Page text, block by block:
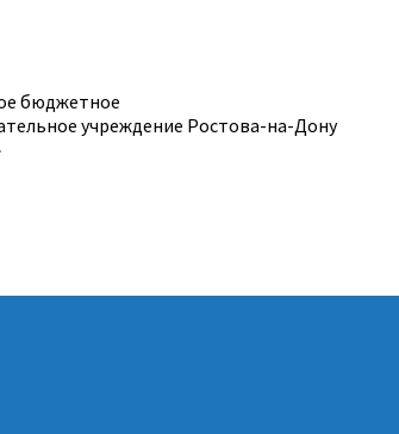
бюджетное
учреждение Ростова-на-Дону